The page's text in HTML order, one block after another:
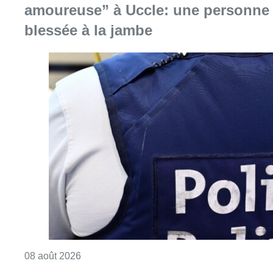
08 août 2026 Consulter l'article "Coups de feu sur fond
Pizza Nizar: un coup de pub
inattendu grâce à l’IA